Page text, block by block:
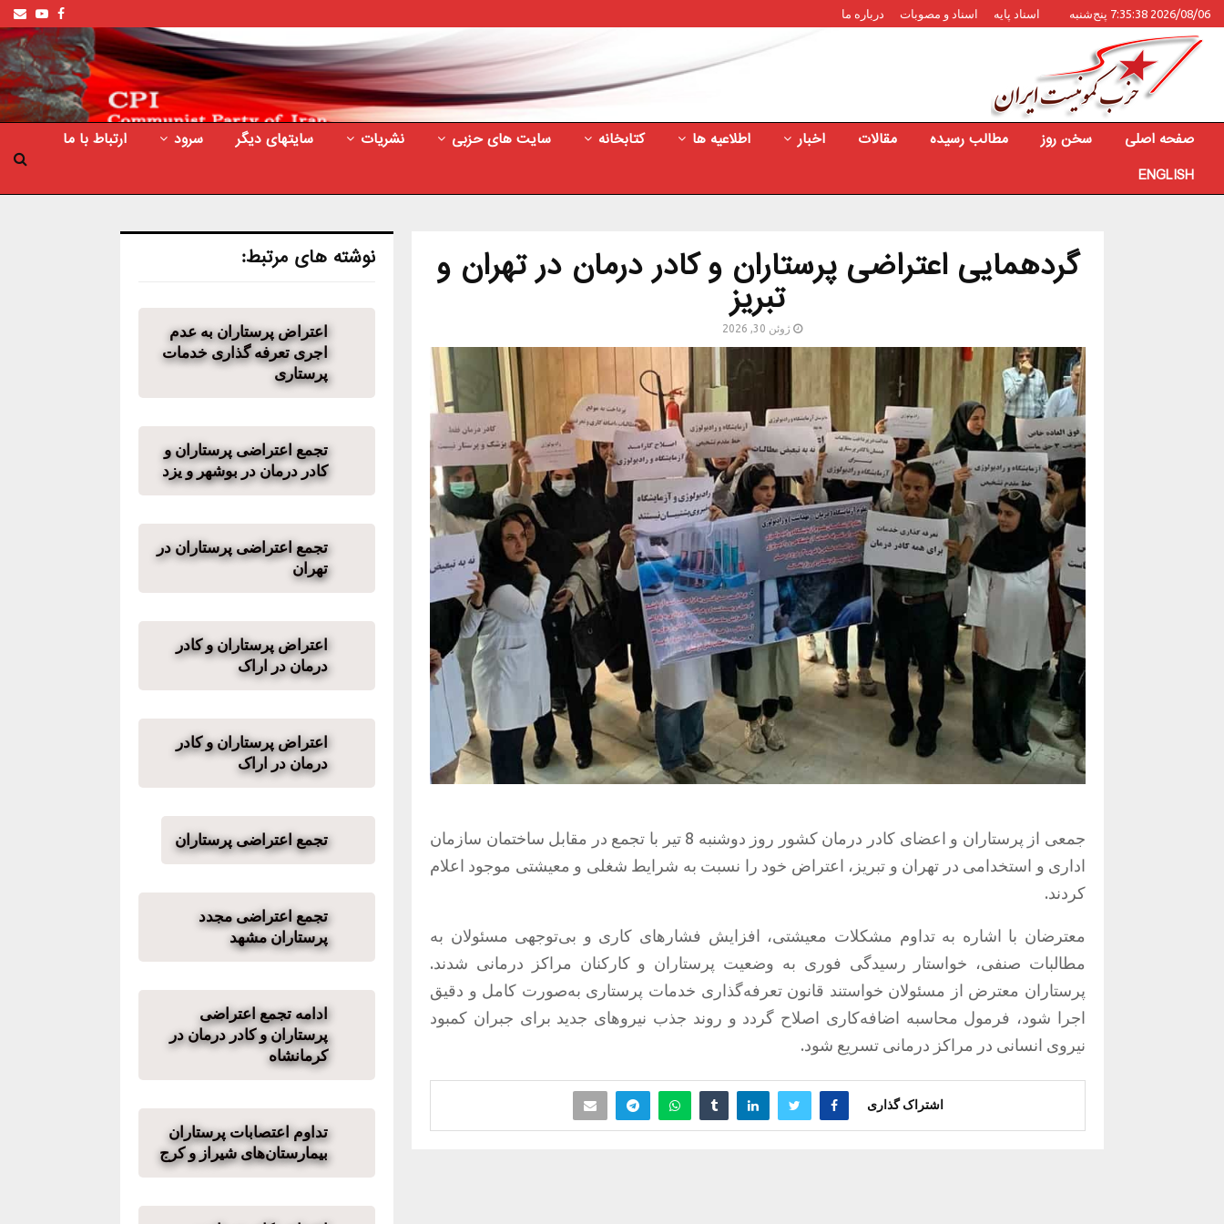
2026/08/06 7:35:38 پنج‌شنبه اسناد پایه اسناد و مصوبات درباره ما Facebook
صفحه اصلی سخن روز مطالب رسیده مقالات اخبار اطلاعیه ها کتابخانه سایت های حزبی نشریات سایتهای دیگر سرود
ارتباط با ما
ENGLISH
گردهمایی اعتراضی پرستاران و کادر درمان در تهران و
تبریز
ژوئن 30, 2026
جمعی از پرستاران و اعضای کادر درمان کشور روز دوشنبه 8 تیر با تجمع در مقابل ساختمان سازمان
اداری و استخدامی در تهران و تبریز، اعتراض خود را نسبت به شرایط شغلی و معیشتی موجود اعلام
کردند.
معترضان با اشاره به تداوم مشکلات معیشتی، افزایش فشارهای کاری و بی‌توجهی مسئولان به
مطالبات صنفی، خواستار رسیدگی فوری به وضعیت پرستاران و کارکنان مراکز درمانی شدند.
پرستاران معترض از مسئولان خواستند قانون تعرفه‌گذاری خدمات پرستاری به‌صورت کامل و دقیق
اجرا شود، فرمول محاسبه اضافه‌کاری اصلاح گردد و روند جذب نیروهای جدید برای جبران کمبود
نیروی انسانی در مراکز درمانی تسریع شود.
اشتراک گذاری
نوشته های مرتبط:
اعتراض پرستاران به عدم
اجری تعرفه گذاری خدمات
پرستاری
تجمع اعتراضی پرستاران و
کادر درمان در بوشهر و یزد
تجمع اعتراضی پرستاران در
تهران
اعتراض پرستاران و کادر
درمان در اراک
اعتراض پرستاران و کادر
درمان در اراک
تجمع اعتراضی پرستاران
تجمع اعتراضی مجدد
پرستاران مشهد
ادامه تجمع اعتراضی
پرستاران و کادر درمان در
کرمانشاه
تداوم اعتصابات پرستاران
بیمارستان‌های شیراز و کرج